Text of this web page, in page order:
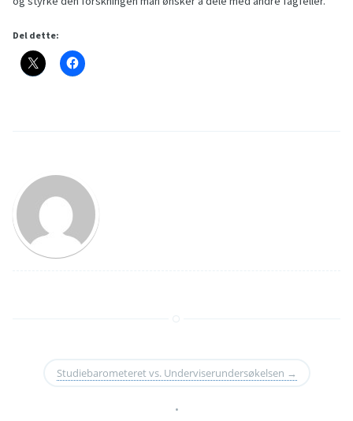
Del dette:
Studiebarometeret vs. Underviserundersøkelsen →
•